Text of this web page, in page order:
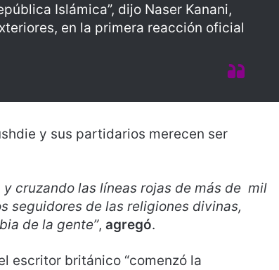
Islámica”, dijo Naser Kanani,
en la primera reacción oficial
y sus partidarios merecen ser
cruzando las líneas rojas de más de mil
seguidores de las religiones divinas,
de la gente”, agregó.
escritor británico “comenzó la